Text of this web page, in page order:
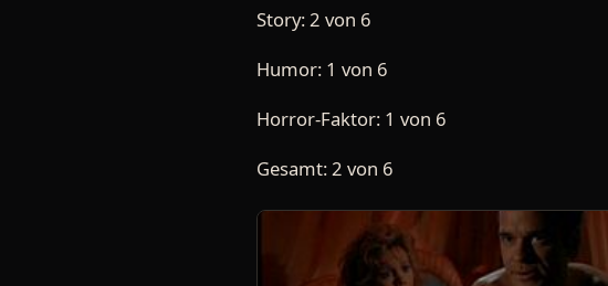
Story: 2 von 6
Humor: 1 von 6
Horror-Faktor: 1 von 6
Gesamt: 2 von 6